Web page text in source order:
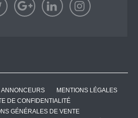
ANNONCEURS
MENTIONS LÉGALES
DE CONFIDENTIALITÉ
GÉNÉRALES DE VENTE